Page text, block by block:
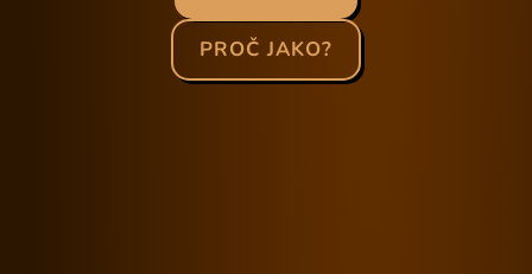
PROČ JAKO?